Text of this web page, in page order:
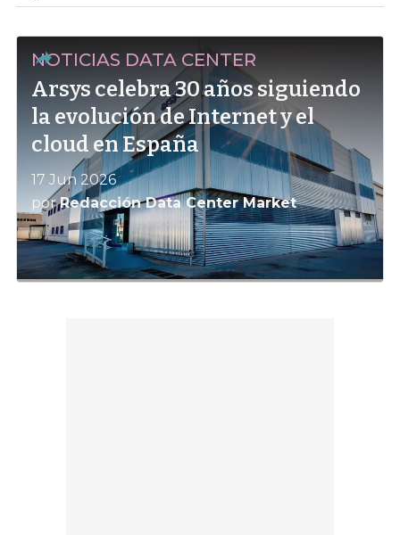
NOTICIAS DATA CENTER
Arsys celebra 30 años siguiendo
la evolución de Internet y el
cloud en España
17 Jun 2026
porRedacción Data Center Market